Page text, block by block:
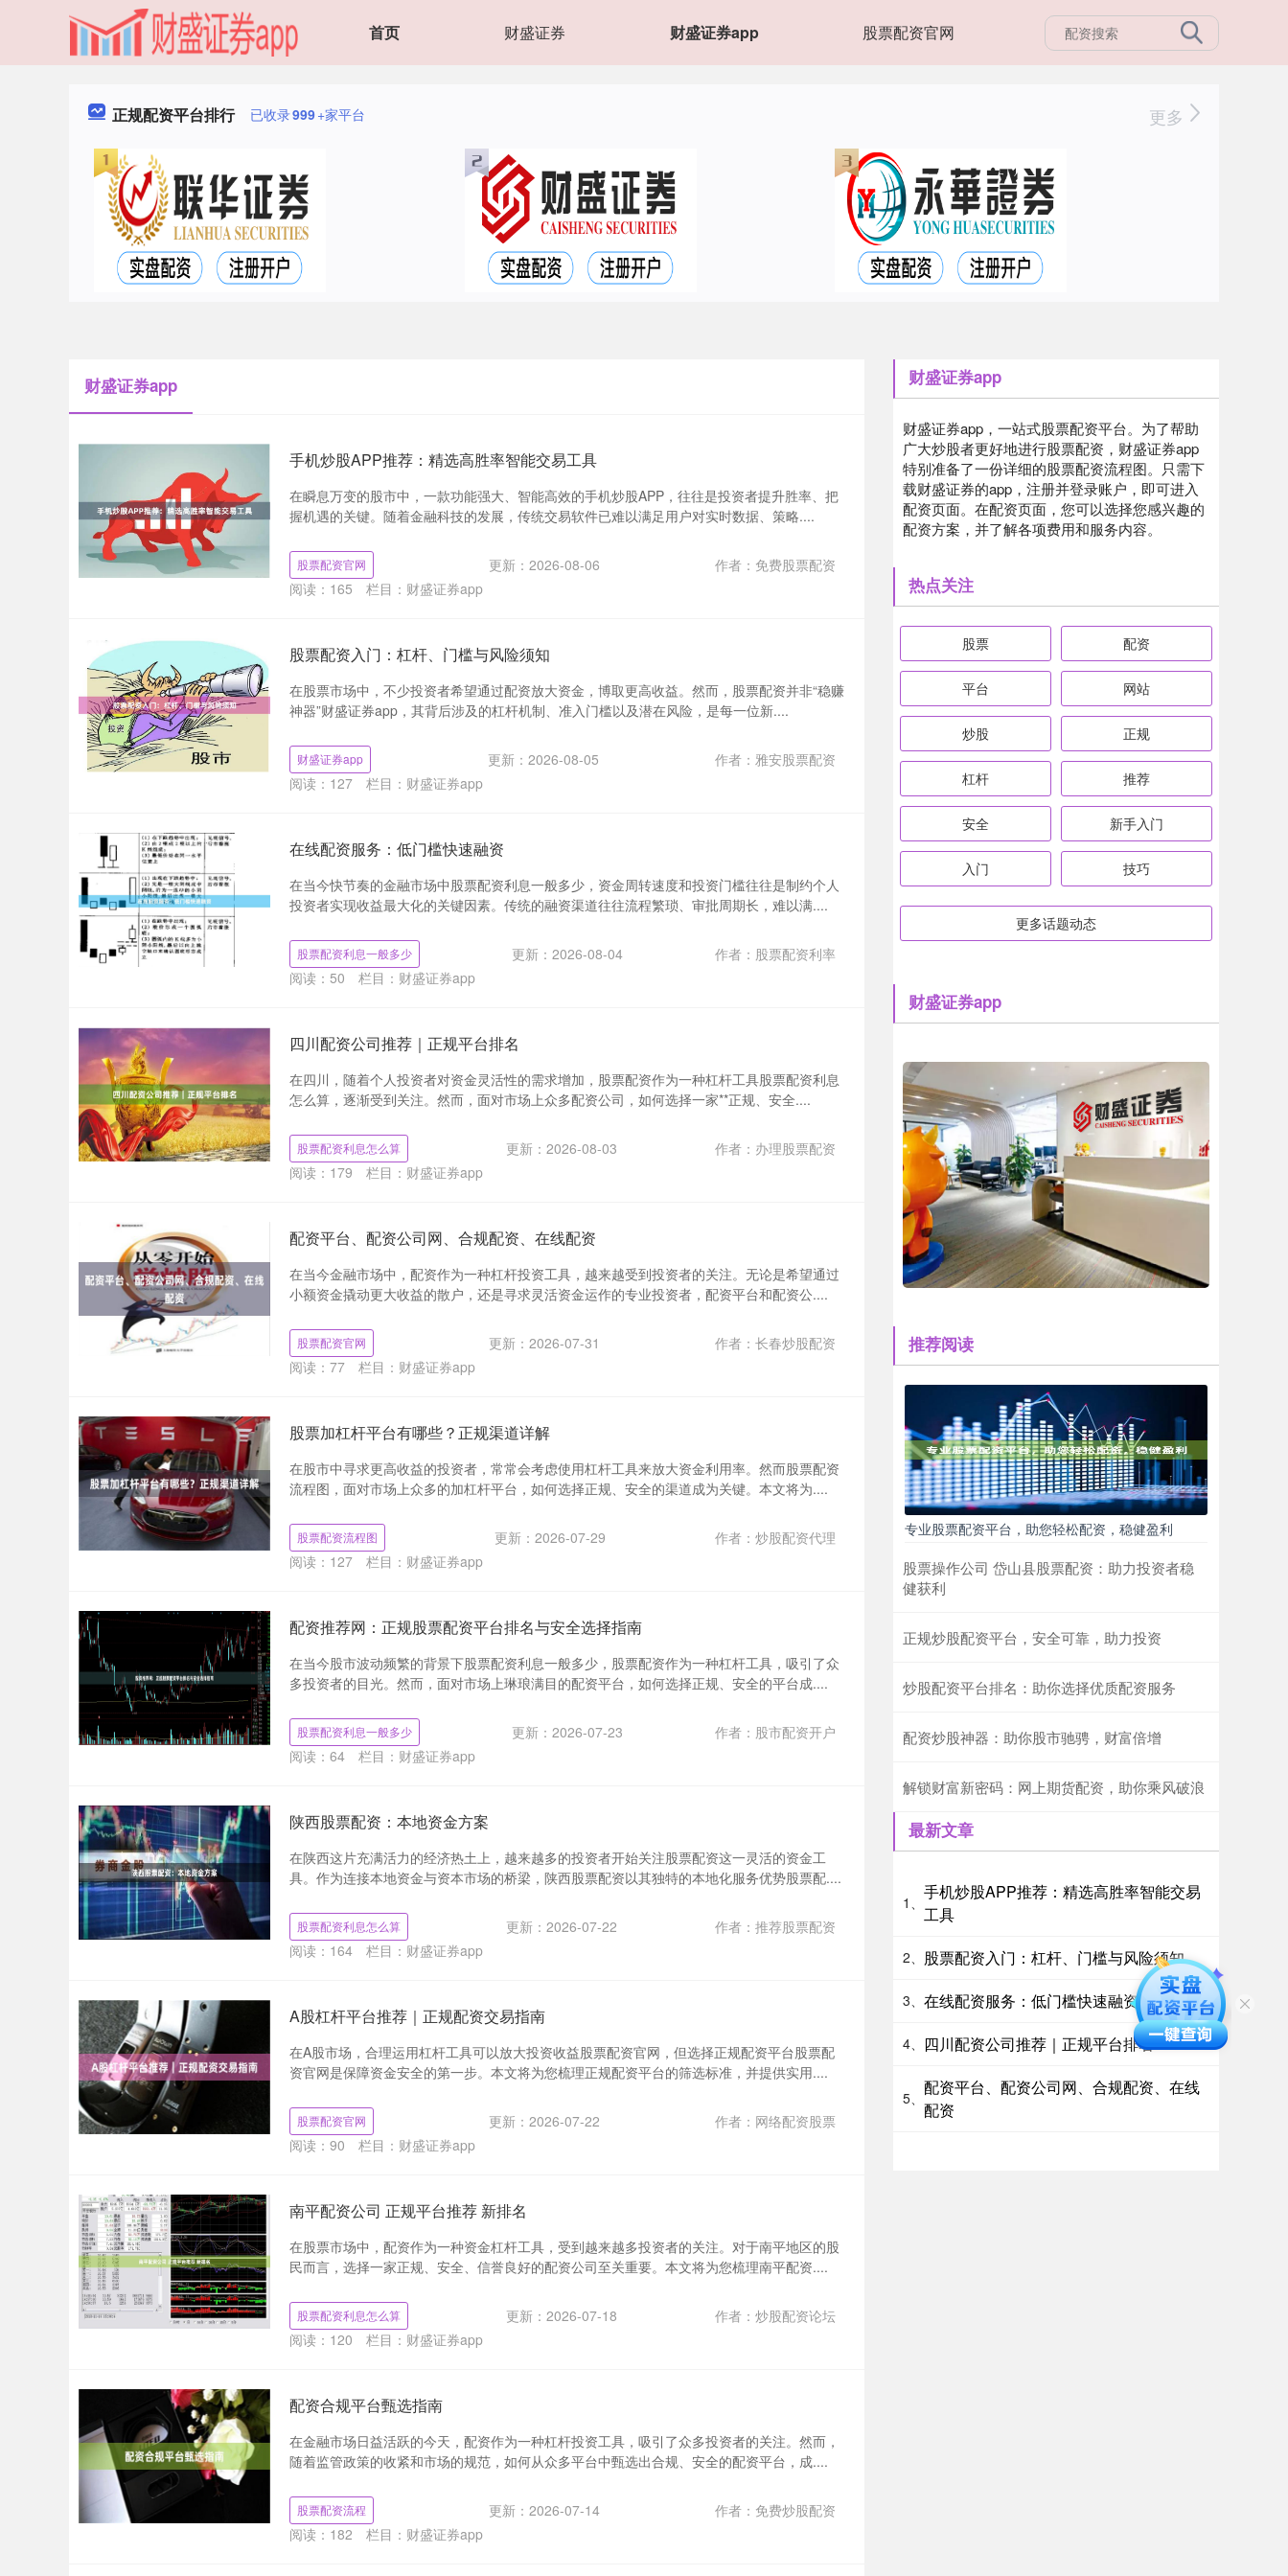
首页 财盛证券 财盛证券app 股票配资官网
正规配资平台排行 已收录999+家平台 更多
财盛证券app
手机炒股APP推荐：精选高胜率智能交易工具
在瞬息万变的股市中，一款功能强大、智能高效的手机炒股APP，往往是投资者提升胜率、把
握机遇的关键。随着金融科技的发展，传统交易软件已难以满足用户对实时数据、策略....
股票配资官网 更新：2026-08-06
作者：免费股票配资
阅读： 165 栏目： 财盛证券app
股票配资入门：杠杆、门槛与风险须知
在股票市场中，不少投资者希望通过配资放大资金，博取更高收益。然而，股票配资并非“稳赚
神器”财盛证券app，其背后涉及的杠杆机制、准入门槛以及潜在风险，是每一位新....
财盛证券app 更新：2026-08-05
作者：雅安股票配资
阅读： 127 栏目： 财盛证券app
在线配资服务：低门槛快速融资
在当今快节奏的金融市场中股票配资利息一般多少，资金周转速度和投资门槛往往是制约个人
投资者实现收益最大化的关键因素。传统的融资渠道往往流程繁琐、审批周期长，难以满....
股票配资利息一般多少 更新：2026-08-04
作者：股票配资利率
阅读： 50 栏目： 财盛证券app
四川配资公司推荐｜正规平台排名
在四川，随着个人投资者对资金灵活性的需求增加，股票配资作为一种杠杆工具股票配资利息
怎么算，逐渐受到关注。然而，面对市场上众多配资公司，如何选择一家**正规、安全....
股票配资利息怎么算 更新：2026-08-03
作者：办理股票配资
阅读： 179 栏目： 财盛证券app
配资平台、配资公司网、合规配资、在线配资
在当今金融市场中，配资作为一种杠杆投资工具，越来越受到投资者的关注。无论是希望通过
小额资金撬动更大收益的散户，还是寻求灵活资金运作的专业投资者，配资平台和配资公....
股票配资官网 更新：2026-07-31
作者：长春炒股配资
阅读： 77 栏目： 财盛证券app
股票加杠杆平台有哪些？正规渠道详解
在股市中寻求更高收益的投资者，常常会考虑使用杠杆工具来放大资金利用率。然而股票配资
流程图，面对市场上众多的加杠杆平台，如何选择正规、安全的渠道成为关键。本文将为....
股票配资流程图 更新：2026-07-29
作者：炒股配资代理
阅读： 127 栏目： 财盛证券app
配资推荐网：正规股票配资平台排名与安全选择指南
在当今股市波动频繁的背景下股票配资利息一般多少，股票配资作为一种杠杆工具，吸引了众
多投资者的目光。然而，面对市场上琳琅满目的配资平台，如何选择正规、安全的平台成....
股票配资利息一般多少 更新：2026-07-23
作者：股市配资开户
阅读： 64 栏目： 财盛证券app
陕西股票配资：本地资金方案
在陕西这片充满活力的经济热土上，越来越多的投资者开始关注股票配资这一灵活的资金工
具。作为连接本地资金与资本市场的桥梁，陕西股票配资以其独特的本地化服务优势股票配....
股票配资利息怎么算 更新：2026-07-22
作者：推荐股票配资
阅读： 164 栏目： 财盛证券app
A股杠杆平台推荐｜正规配资交易指南
在A股市场，合理运用杠杆工具可以放大投资收益股票配资官网，但选择正规配资平台股票配
资官网是保障资金安全的第一步。本文将为您梳理正规配资平台的筛选标准，并提供实用....
股票配资官网 更新：2026-07-22
作者：网络配资股票
阅读： 90 栏目： 财盛证券app
南平配资公司 正规平台推荐 新排名
在股票市场中，配资作为一种资金杠杆工具，受到越来越多投资者的关注。对于南平地区的股
民而言，选择一家正规、安全、信誉良好的配资公司至关重要。本文将为您梳理南平配资....
股票配资利息怎么算 更新：2026-07-18
作者：炒股配资论坛
阅读： 120 栏目： 财盛证券app
配资合规平台甄选指南
在金融市场日益活跃的今天，配资作为一种杠杆投资工具，吸引了众多投资者的关注。然而，
随着监管政策的收紧和市场的规范，如何从众多平台中甄选出合规、安全的配资平台，成....
股票配资流程 更新：2026-07-14
作者：免费炒股配资
阅读： 182 栏目： 财盛证券app
财盛证券app
财盛证券app，一站式股票配资平台。为了帮助
广大炒股者更好地进行股票配资，财盛证券app
特别准备了一份详细的股票配资流程图。只需下
载财盛证券的app，注册并登录账户，即可进入
配资页面。在配资页面，您可以选择您感兴趣的
配资方案，并了解各项费用和服务内容。
热点关注
股票 配资
平台 网站
炒股 正规
杠杆 推荐
安全 新手入门
入门 技巧
更多话题动态
财盛证券app
推荐阅读
专业股票配资平台，助您轻松配资，稳健盈利
股票操作公司 岱山县股票配资：助力投资者稳
健获利
正规炒股配资平台，安全可靠，助力投资
炒股配资平台排名：助你选择优质配资服务
配资炒股神器：助你股市驰骋，财富倍增
解锁财富新密码：网上期货配资，助你乘风破浪
最新文章
1、
手机炒股APP推荐：精选高胜率智能交易
工具
2、 股票配资入门：杠杆、门槛与风险须知
3、 在线配资服务：低门槛快速融资
4、 四川配资公司推荐｜正规平台排名
5、
配资平台、配资公司网、合规配资、在线
配资